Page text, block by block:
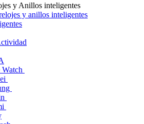
y Anillos inteligentes
y anillos inteligentes